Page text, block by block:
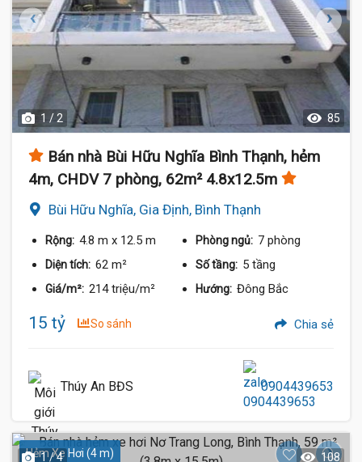
1 / 2 85
Bán nhà Bùi Hữu Nghĩa Bình Thạnh, hẻm
4m, CHDV 7 phòng, 62m² 4.8x12.5m
Bùi Hữu Nghĩa, Gia Định, Bình Thạnh
Rộng: 4.8 m x 12.5 m Phòng ngủ: 7 phòng
Diện tích: 62 m² Số tầng: 5 tầng
Giá/m²: 214 triệu/m² Hướng: Đông Bắc
15 tỷ So sánh Chia sẻ
Thúy An BĐS 0904439653
Hẻm Xe Hơi (4 m)
1 / 4 108